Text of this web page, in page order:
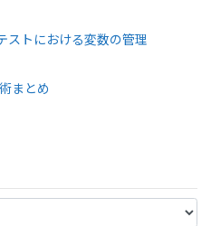
ストにおける変数の管理
まとめ